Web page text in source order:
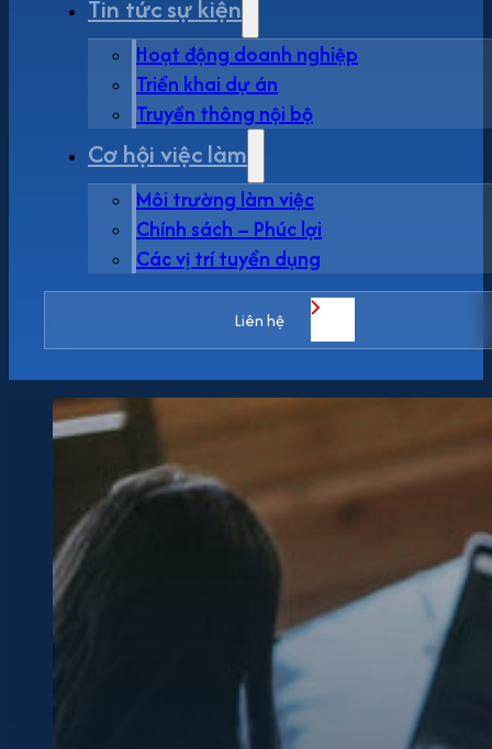
Tin tức sự kiện
Hoạt động doanh nghiệp
Triển khai dự án
Truyền thông nội bộ
Cơ hội việc làm
Môi trường làm việc
Chính sách – Phúc lợi
Các vị trí tuyển dụng
Liên hệ